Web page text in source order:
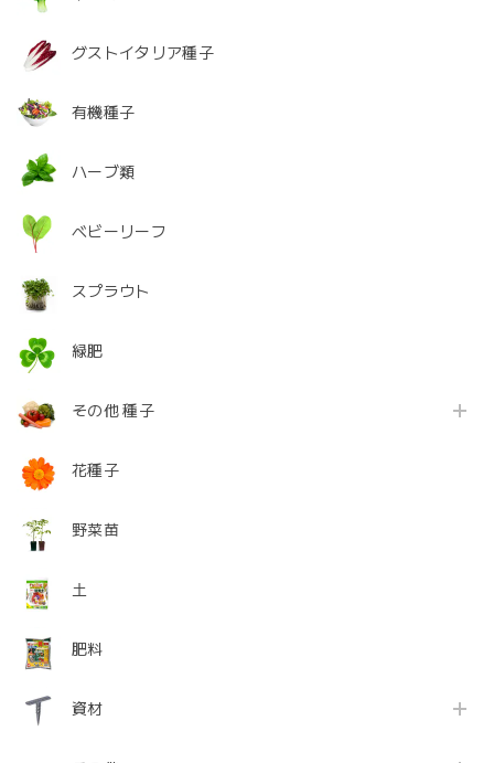
グストイタリア種子
有機種子
ハーブ類
ベビーリーフ
スプラウト
緑肥
その他 種子
花種子
野菜苗
土
肥料
資材